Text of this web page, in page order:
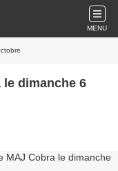
MENU
dimanche 6